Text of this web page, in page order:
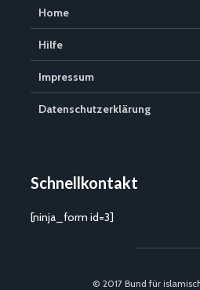
Home
Hilfe
Impressum
Datenschutzerklärung
Schnellkontakt
[ninja_form id=3]
© 2017 Bund für